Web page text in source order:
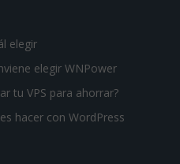
elegir
elegir WNPower
tu VPS para ahorrar?
hacer con WordPress